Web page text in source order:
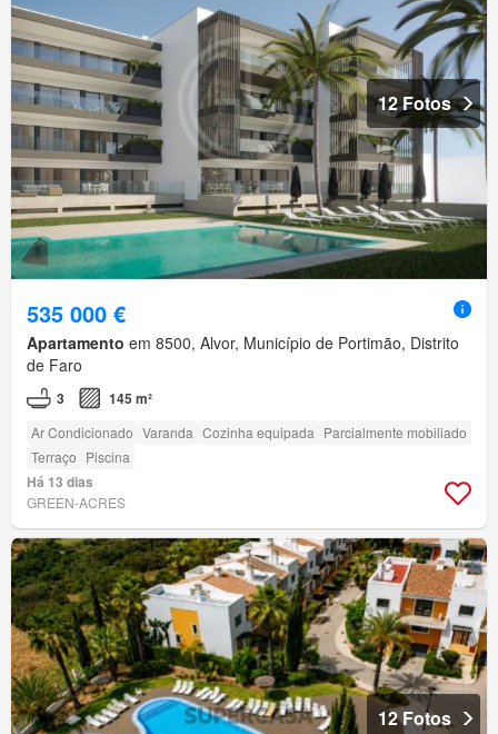
12 Fotos
535 000 €
Apartamento em 8500, Alvor, Município de Portimão, Distrito
de Faro
3 145 m²
Ar Condicionado Varanda Cozinha equipada Parcialmente mobiliado
Terraço Piscina
Há 13 dias
GREEN-ACRES
12 Fotos